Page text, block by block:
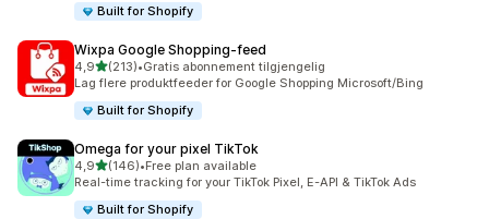
Built for Shopify
Wixpa Google Shopping‑feed
4,9av 5 stjerner
(213)
Totalt 213 omtaler
•Gratis abonnement tilgjengelig
Lag flere produktfeeder for Google Shopping Microsoft/Bing
Built for Shopify
Omega for your pixel TikTok
4,9av 5 stjerner
(146)
Totalt 146 omtaler
•Free plan available
Real-time tracking for your TikTok Pixel, E-API & TikTok Ads
Built for Shopify